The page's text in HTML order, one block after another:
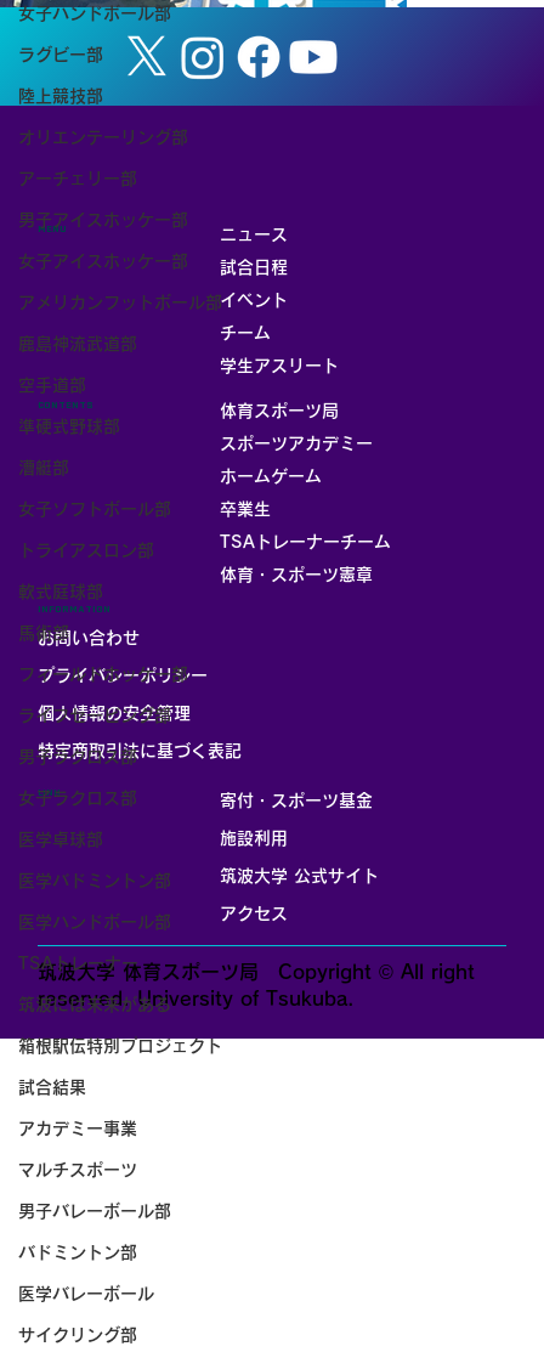
女子ハンドボール部
ラグビー部
陸上競技部
オリエンテーリング部
アーチェリー部
男子アイスホッケー部
女子アイスホッケー部
アメリカンフットボール部
鹿島神流武道部
空手道部
準硬式野球部
漕艇部
女子ソフトボール部
トライアスロン部
軟式庭球部
馬術部
フィールドホッケー部
ライフセービング部
男子ラクロス部
女子ラクロス部
医学卓球部
医学バドミントン部
医学ハンドボール部
TSAトレーナー
筑波には未来がある
箱根駅伝特別プロジェクト
試合結果
アカデミー事業
マルチスポーツ
男子バレーボール部
バドミントン部
医学バレーボール
サイクリング部
催します
ニュース
試合日程
イベント
チーム
学生アスリート
MENU
体育スポーツ局
スポーツアカデミー
ホームゲーム
卒業生
TSAトレーナーチーム
体育・スポーツ憲章
CONTENTS
寄付・スポーツ基金
施設利用
筑波大学 公式サイト
アクセス
LINK
INFORMATION
お問い合わせ
プライバシーポリシー
個人情報の安全管理
​特定商取引法に基づく表記
筑波大学 体育スポーツ局 Copyright © All right
reserved. University of Tsukuba.